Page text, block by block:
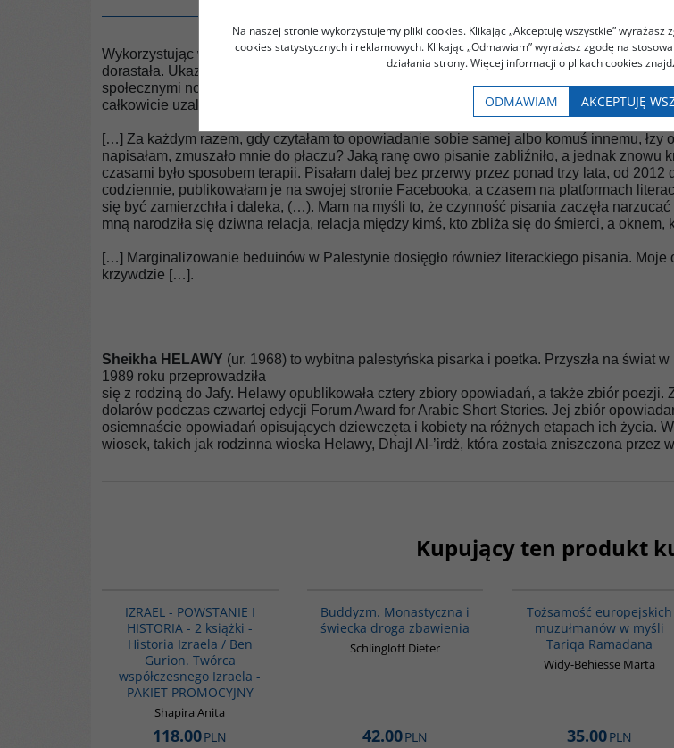
Wykorzystując własne doświadczenia, autorka przedstawia nam przede wszystkim
dorastała. Ukazuje ich problemy wprost, a czasami aluzyjnie, pośrednio. Widzimy, że w
społecznymi normami, obyczajowymi zakazami, w większości pozbawione dostępu do
całkowicie uzależnione od mężczyzn.
[…] Za każdym razem, gdy czytałam to opowiadanie sobie samej albo komuś innemu, łzy
napisałam, zmuszało mnie do płaczu? Jaką ranę owo pisanie zabliźniło, a jednak
czasami było sposobem terapii. Pisałam dalej bez przerwy przez ponad trzy lata, od
codziennie, publikowałam je na swojej stronie Facebooka, a czasem na platformach
się być zamierzchła i daleka, (…). Mam na myśli to, że czynność pisania zaczęła
mną narodziła się dziwna relacja, relacja między kimś, kto zbliża się do śmierci, a
[…] Marginalizowanie beduinów w Palestynie dosięgło również literackiego pisania. Moje
krzywdzie […].
Sheikha HELAWY (ur. 1968) to wybitna palestyńska pisarka i poetka. Przyszła na świat
1989 roku przeprowadziła
się z rodziną do Jafy. Helawy opublikowała cztery zbiory opowiadań, a także zbiór poezji.
dolarów podczas czwartej edycji Forum Award for Arabic Short Stories. Jej zbiór
osiemnaście opowiadań opisujących dziewczęta i kobiety na różnych etapach ich życia.
wiosek, takich jak rodzinna wioska Helawy, Dhajl Al-’irdż, która została zniszczona przez
Kupujący ten produkt
IZRAEL - POWSTANIE I
HISTORIA - 2 książki -
Historia Izraela / Ben
Gurion. Twórca
współczesnego Izraela -
PAKIET PROMOCYJNY
Shapira Anita
118.00PLN
Buddyzm. Monastyczna i
świecka droga zbawienia
Schlingloff Dieter
42.00PLN
Tożsamość europejskich
muzułmanów w myśli
Tariqa Ramadana
Widy-Behiesse Marta
35.00PLN
Na naszej stronie wykorzystujemy pliki cookies. Klikając „Akceptuję wszystkie”
cookies statystycznych i reklamowych. Klikając „Odmawiam” wyrażasz zgodę na
działania strony. Więcej informacji o plikach cookies
ODMAWIAM AKCEPTUJĘ